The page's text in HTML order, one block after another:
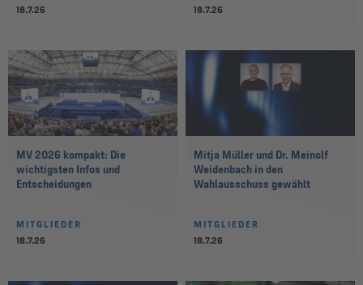
18.7.26
18.7.26
MV 2026 kompakt: Die
wichtigsten Infos und
Entscheidungen
MITGLIEDER
18.7.26
Mitja Müller und Dr. Meinolf
Weidenbach in den
Wahlausschuss gewählt
MITGLIEDER
18.7.26